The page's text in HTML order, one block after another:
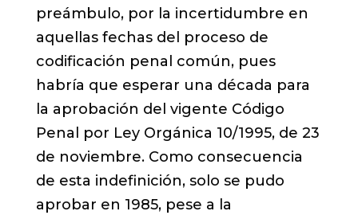
preámbulo, por la incertidumbre en
aquellas fechas del proceso de
codificación penal común, pues
habría que esperar una década para
la aprobación del vigente Código
Penal por Ley Orgánica 10/1995, de 23
de noviembre. Como consecuencia
de esta indefinición, solo se pudo
aprobar en 1985, pese a la